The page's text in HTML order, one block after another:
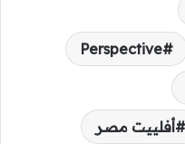
Perspective
أفلييت مصر